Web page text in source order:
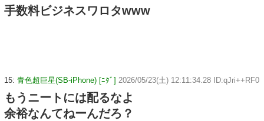
手数料ビジネスワロタwww
15: 青色超巨星(SB-iPhone) [ﾆﾀﾞ] 2026/05/23(土) 12:11:34.28 ID:qJri++RF0
もうニートには配るなよ
余裕なんてねーんだろ？